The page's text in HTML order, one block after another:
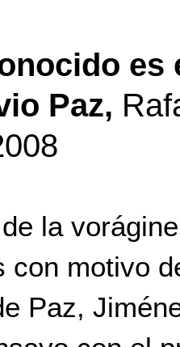
es
Paz,
la
con motivo
Paz,